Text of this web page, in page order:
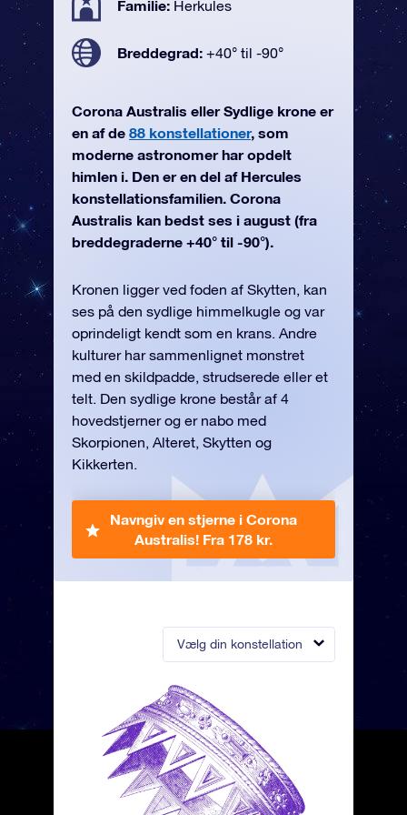
Vælg din konstellation
Familie: Herkules
Breddegrad: +40° til -90°
Corona Australis eller Sydlige krone er
en af de 88 konstellationer, som
moderne astronomer har opdelt
himlen i. Den er en del af Hercules
konstellationsfamilien. Corona
Australis kan bedst ses i august (fra
breddegraderne +40° til -90°).
Kronen ligger ved foden af Skytten, kan
ses på den sydlige himmelkugle og var
oprindeligt kendt som en krans. Andre
kulturer har sammenlignet mønstret
med en skildpadde, strudserede eller et
telt. Den sydlige krone består af 4
hovedstjerner og er nabo med
Skorpionen, Alteret, Skytten og
Kikkerten.
Navngiv en stjerne i Corona
Australis! Fra 178 kr.